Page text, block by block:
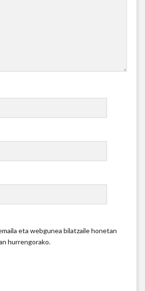
eta webgunea bilatzaile honetan
hurrengorako.